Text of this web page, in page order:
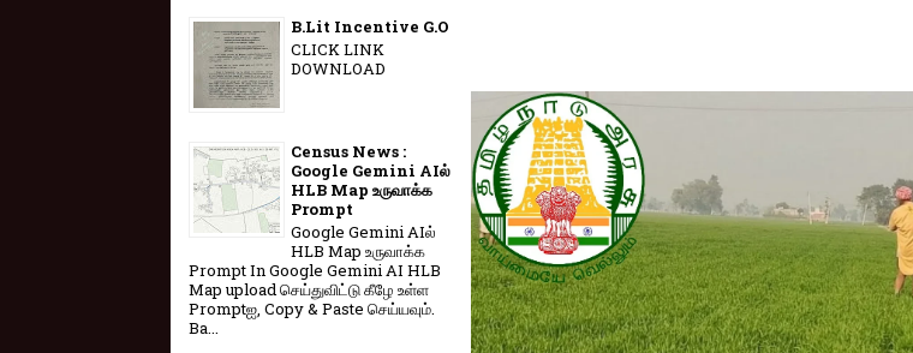
B.Lit Incentive G.O
CLICK LINK
DOWNLOAD
Census News :
Google Gemini AIல்
HLB Map உருவாக்க
Prompt
Google Gemini AIல்
HLB Map உருவாக்க
Prompt In Google Gemini AI HLB
Map upload செய்துவிட்டு கீழே உள்ள
Promptஐ, Copy & Paste செய்யவும்.
Ba...